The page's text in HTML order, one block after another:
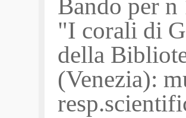
Bando per
"I corali di
della
(Venezia):